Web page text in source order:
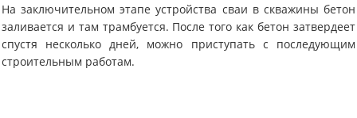
На заключительном этапе устройства сваи в скважины бетон
заливается и там трамбуется. После того как бетон затвердеет
спустя несколько дней, можно приступать с последующим
строительным работам.